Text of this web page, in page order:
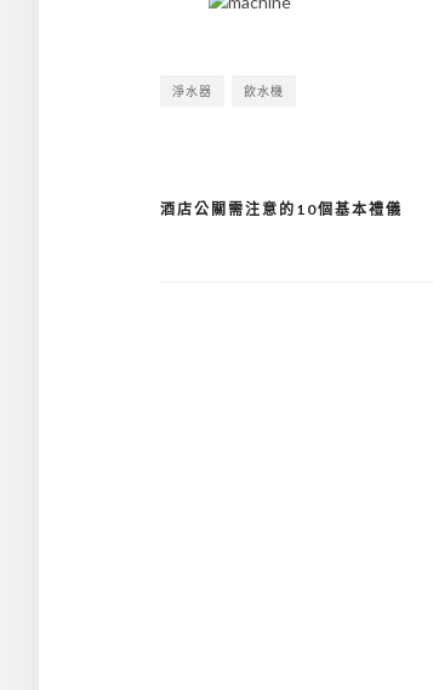
淨水器 飲水機
文
酒店公關需注意的10個基本禮儀